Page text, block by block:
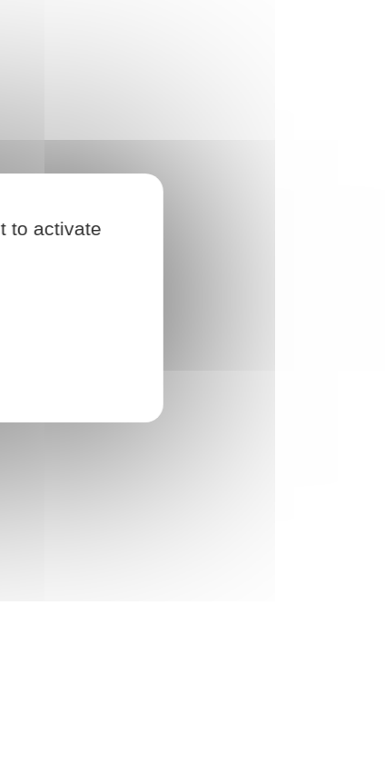
to activate